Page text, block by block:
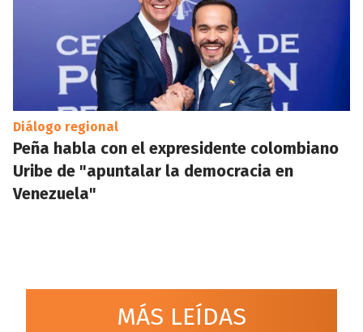
Diálogo regional
Peña habla con el expresidente colombiano
Uribe de "apuntalar la democracia en
Venezuela"
MÁS LEÍDAS